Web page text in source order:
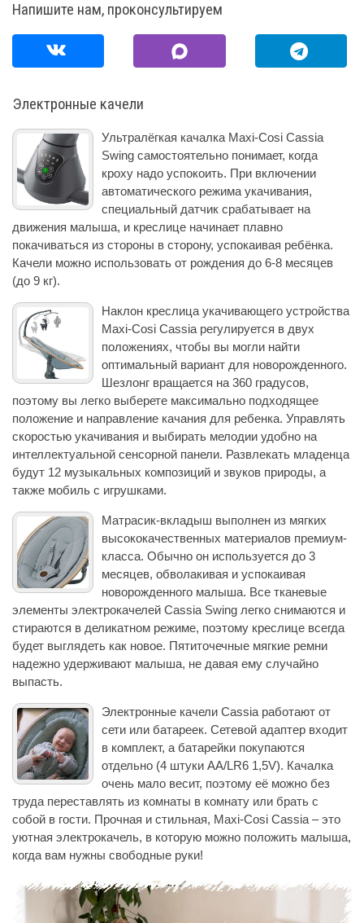
Напишите нам, проконсультируем
Электронные качели
Ультралёгкая качалка Maxi-Cosi Cassia
Swing самостоятельно понимает, когда
кроху надо успокоить. При включении
автоматического режима укачивания,
специальный датчик срабатывает на
движения малыша, и креслице начинает плавно
покачиваться из стороны в сторону, успокаивая ребёнка.
Качели можно использовать от рождения до 6-8 месяцев
(до 9 кг).
Наклон креслица укачивающего устройства
Maxi-Cosi Cassia регулируется в двух
положениях, чтобы вы могли найти
оптимальный вариант для новорожденного.
Шезлонг вращается на 360 градусов,
поэтому вы легко выберете максимально подходящее
положение и направление качания для ребенка. Управлять
скоростью укачивания и выбирать мелодии удобно на
интеллектуальной сенсорной панели. Развлекать младенца
будут 12 музыкальных композиций и звуков природы, а
также мобиль с игрушками.
Матрасик-вкладыш выполнен из мягких
высококачественных материалов премиум-
класса. Обычно он используется до 3
месяцев, обволакивая и успокаивая
новорожденного малыша. Все тканевые
элементы электрокачелей Cassia Swing легко снимаются и
стираются в деликатном режиме, поэтому креслице всегда
будет выглядеть как новое. Пятиточечные мягкие ремни
надежно удерживают малыша, не давая ему случайно
выпасть.
Электронные качели Cassia работают от
сети или батареек. Сетевой адаптер входит
в комплект, а батарейки покупаются
отдельно (4 штуки AA/LR6 1,5V). Качалка
очень мало весит, поэтому её можно без
труда переставлять из комнаты в комнату или брать с
собой в гости. Прочная и стильная, Maxi-Cosi Cassia – это
уютная электрокачель, в которую можно положить малыша,
когда вам нужны свободные руки!